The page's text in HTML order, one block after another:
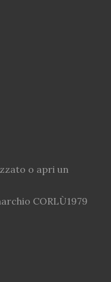
o apri un
CORLÙ1979